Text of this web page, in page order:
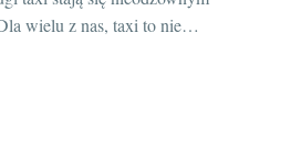
wielu z nas, taxi to nie